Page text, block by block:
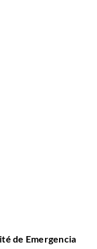
de Emergencia